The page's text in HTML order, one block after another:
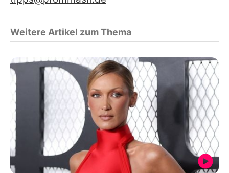
Weitere Artikel zum Thema